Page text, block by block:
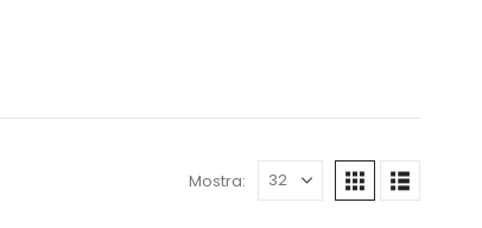
Mostra: